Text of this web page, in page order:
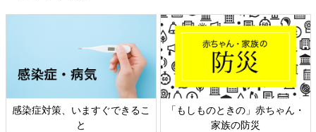
日本外来小児科学会リーフレッ
ト検討会
六星占術 細木かおりさんの人生
相談